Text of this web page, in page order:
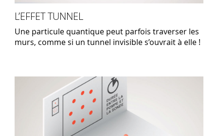
L’EFFET TUNNEL
Une particule quantique peut parfois traverser les
murs, comme si un tunnel invisible s’ouvrait à elle !